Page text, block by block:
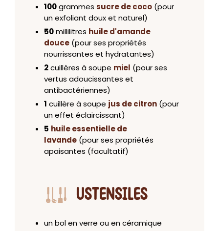
100grammes sucre de coco (pour
un exfoliant doux et naturel)
50millilitres huile d'amande
douce (pour ses propriétés
nourrissantes et hydratantes)
2cuillères à soupe miel (pour ses
vertus adoucissantes et
antibactériennes)
1 cuillère à soupe jus de citron (pour
un effet éclaircissant)
5 huile essentielle de
lavande (pour ses propriétés
apaisantes (facultatif)
USTENSILES
un bol en verre ou en céramique